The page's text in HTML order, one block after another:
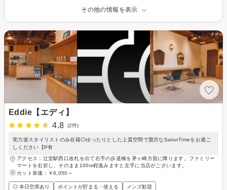
その他の情報を表示
Eddie【エディ】
4.8
(2件)
実力派スタイリストのみ在籍◎ゆったりとした上質空間で贅沢なSalonTimeをお過ご
しください【P有
アクセス：辻堂駅西口改札を出て右手の歩道橋を茅ヶ崎方面に降ります。ファミリー
マートを右折し、そのまま100m程進みますと左手に当店がございます。
カット単価： ￥6,050～
◎ 本日空席あり ポイントが貯まる・使える メンズ歓迎